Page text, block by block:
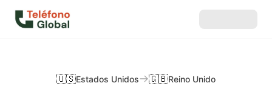
🇺🇸Estados Unidos 🇬🇧Reino Unido